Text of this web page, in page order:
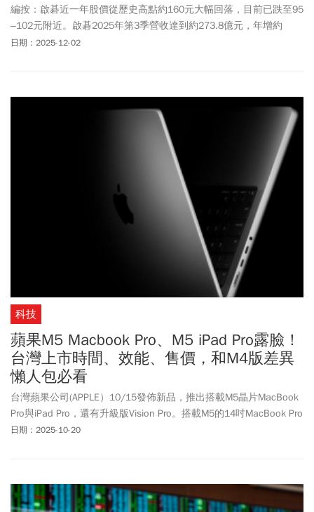
編按：啟碁近一年股價從歷史高點約160元大幅回落，目前已跌至95
–102元附近。啟碁2025年第3季營收達到約273.8億元，年增約
5~7%，毛利率回升至約12.1%，稅後純益約6.64~6.65億元、每股純
顯提升，預期明年可望恢復雙位數成長，並將在3年內挑戰年營收
1,500億元。在基本面沒有變壞，股價卻跌不停，到底怎麼了？其實
面對來自關稅、匯率、新台幣升值與全球供應鏈再洗牌的多重壓
力，目前市場信心尚未完全恢復...啟碁股價是否已經反映最壞情境？
在其生產線逐漸移轉後，能有機會再翻身？財經部落客股人阿勳本
篇將剖析啟碁最近這波暴跌背後的真因—以及2026年的展望。
日期：2025-12-02
科技
蘋果M5 Macbook Pro、M5 iPad Pro露臉！
台灣上市時間、效能、售價，和M4版差異
懶人包必看
台灣蘋果公司(APPLE）10/15發佈新品，推出搭載M5晶片MacBook
Pro與iPad Pro，還有升級版Vision Pro。搭載M5的14吋MacBook Pro
有太空黑色和銀色，台灣售價52,900 元起，美國開放訂購，但台灣
布。《今周刊》整理本次新品重點功能與台灣售價，一次掌握！
日期：2025-10-20